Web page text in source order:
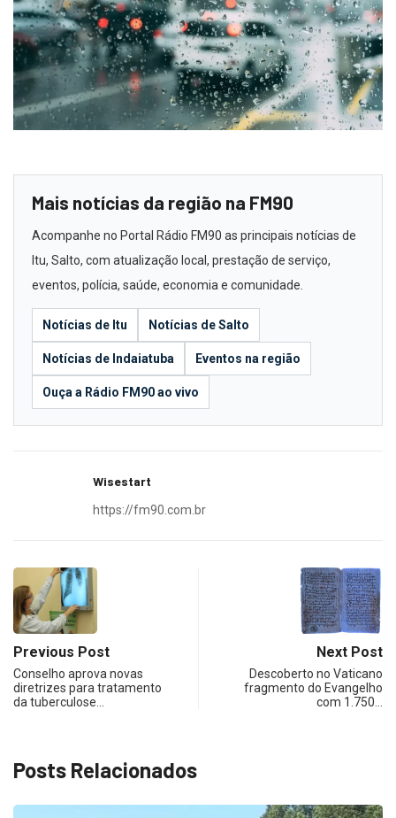
Mais notícias da região na FM90
Acompanhe no Portal Rádio FM90 as principais notícias de
Itu, Salto, com atualização local, prestação de serviço,
eventos, polícia, saúde, economia e comunidade.
Notícias de Itu Notícias de Salto
Notícias de Indaiatuba Eventos na região
Ouça a Rádio FM90 ao vivo
Wisestart
https://fm90.com.br
Previous Post
Conselho aprova novas
diretrizes para tratamento
da tuberculose…
Next Post
Descoberto no Vaticano
fragmento do Evangelho
com 1.750…
Posts Relacionados